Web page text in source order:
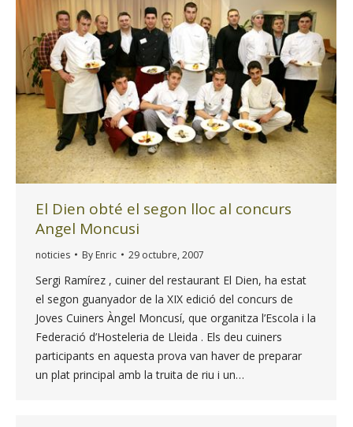
El Dien obté el segon lloc al concurs
Angel Moncusi
noticies By Enric 29 octubre, 2007
Sergi Ramírez , cuiner del restaurant El Dien, ha estat
el segon guanyador de la XIX edició del concurs de
Joves Cuiners Àngel Moncusí, que organitza l’Escola i la
Federació d’Hosteleria de Lleida . Els deu cuiners
participants en aquesta prova van haver de preparar
un plat principal amb la truita de riu i un…